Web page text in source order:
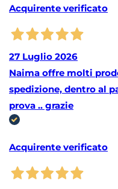
Acquirente verificato
27 Luglio 2026
Naima offre molti
spedizione, dentro al
prova .. grazie
Acquirente verificato